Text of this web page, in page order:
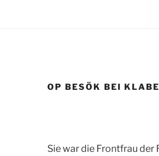
OP BESÖK BEI
Sie war die Frontfrau der